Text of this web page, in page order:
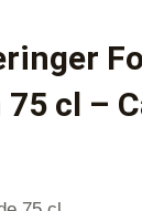
cl –